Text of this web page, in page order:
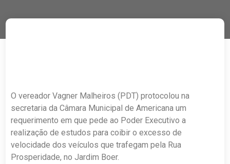
O vereador Vagner Malheiros (PDT) protocolou na
secretaria da Câmara Municipal de Americana um
requerimento em que pede ao Poder Executivo a
realização de estudos para coibir o excesso de
velocidade dos veículos que trafegam pela Rua
Prosperidade, no Jardim Boer.